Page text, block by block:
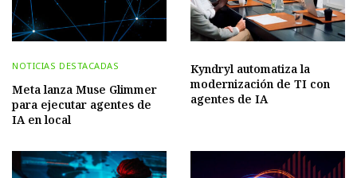
NOTICIAS DESTACADAS
Meta lanza Muse Glimmer
para ejecutar agentes de
IA en local
Kyndryl automatiza la
modernización de TI con
agentes de IA